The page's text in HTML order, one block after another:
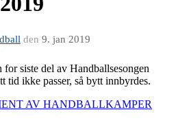
den 9. jan 2019
siste del av Handballsesongen
tid ikke passer, så bytt innbyrdes.
AV HANDBALLKAMPER